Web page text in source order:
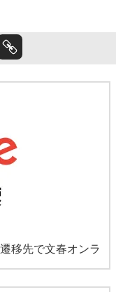
遷移先で文春オンラ